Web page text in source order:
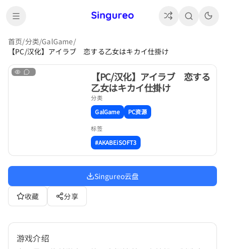
首页/分类/GalGame/
【PC/汉化】アイラブ 恋する乙女はキカイ仕掛け
【PC/汉化】アイラブ 恋する
乙女はキカイ仕掛け
分类
GalGame
PC资源
标签
#AKABEiSOFT3
Singureo云盘
收藏
分享
游戏介绍